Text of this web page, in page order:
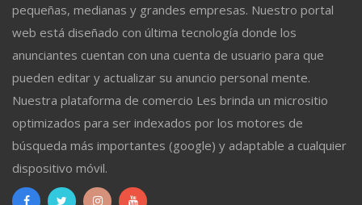
pequeñas, medianas y grandes empresas. Nuestro portal
web está diseñado con última tecnología donde los
anunciantes cuentan con una cuenta de usuario para que
pueden editar y actualizar su anuncio personal mente.
Nuestra plataforma de comercio Les brinda un micrositio
optimizados para ser indexados por los motores de
búsqueda más importantes (google) y adaptable a cualquier
dispositivo móvil.